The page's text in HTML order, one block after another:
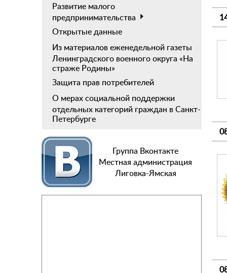
Развитие малого
предпринимательства
Открытые данные
Из материалов еженедельной газеты
Ленинградского военного округа «На
страже Родины»
Защита прав потребителей
О мерах социальной поддержки
отдельных категорий граждан в Санкт-
Петербурге
Группа Вконтакте
Местная администрация
Лиговка-Ямская